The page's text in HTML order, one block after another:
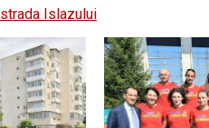
strada Islazului